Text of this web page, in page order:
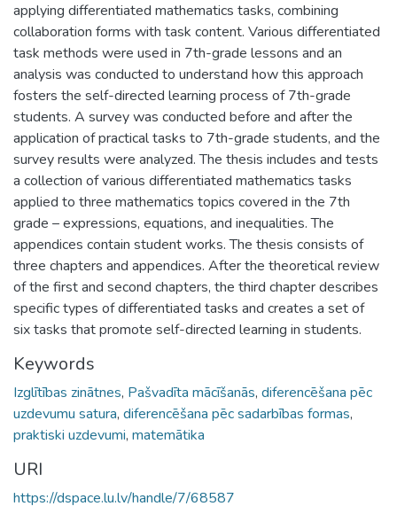
applying differentiated mathematics tasks, combining
collaboration forms with task content. Various differentiated
task methods were used in 7th-grade lessons and an
analysis was conducted to understand how this approach
fosters the self-directed learning process of 7th-grade
students. A survey was conducted before and after the
application of practical tasks to 7th-grade students, and the
survey results were analyzed. The thesis includes and tests
a collection of various differentiated mathematics tasks
applied to three mathematics topics covered in the 7th
grade – expressions, equations, and inequalities. The
appendices contain student works. The thesis consists of
three chapters and appendices. After the theoretical review
of the first and second chapters, the third chapter describes
specific types of differentiated tasks and creates a set of
six tasks that promote self-directed learning in students.
Keywords
Izglītības zinātnes, Pašvadīta mācīšanās, diferencēšana pēc
uzdevumu satura, diferencēšana pēc sadarbības formas,
praktiski uzdevumi, matemātika
URI
https://dspace.lu.lv/handle/7/68587